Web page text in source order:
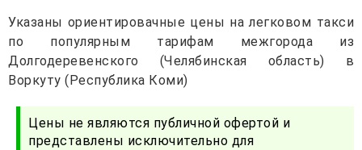
Указаны ориентировачные цены на легковом такси
по популярным тарифам межгорода из
Долгодеревенского (Челябинская область) в
Воркуту (Республика Коми)
Цены не являются публичной офертой и
представлены исключительно для